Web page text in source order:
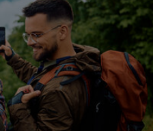
Cafetière à expressos